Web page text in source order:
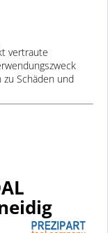
vertraute
zu Schäden und